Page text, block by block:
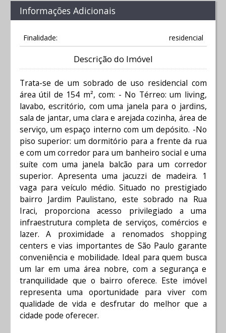
Informações Adicionais
Finalidade: residencial
Descrição do Imóvel
Trata-se de um sobrado de uso residencial com
área útil de 154 m², com: - No Térreo: um living,
lavabo, escritório, com uma janela para o jardins,
sala de jantar, uma clara e arejada cozinha, área de
serviço, um espaço interno com um depósito. -No
piso superior: um dormitório para a frente da rua
e com um corredor para um banheiro social e uma
suíte com uma janela balcão para um corredor
superior. Apresenta uma jacuzzi de madeira. 1
vaga para veículo médio. Situado no prestigiado
bairro Jardim Paulistano, este sobrado na Rua
Iraci, proporciona acesso privilegiado a uma
infraestrutura completa de serviços, comércios e
lazer. A proximidade a renomados shopping
centers e vias importantes de São Paulo garante
conveniência e mobilidade. Ideal para quem busca
um lar em uma área nobre, com a segurança e
tranquilidade que o bairro oferece. Este imóvel
representa uma oportunidade para viver com
qualidade de vida e desfrutar do melhor que a
cidade pode oferecer.